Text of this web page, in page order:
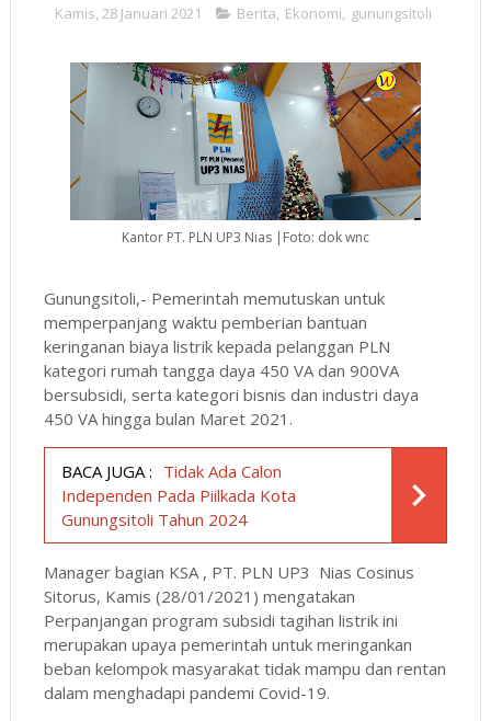
Kamis, 28 Januari 2021 Berita, Ekonomi, gunungsitoli
Kantor PT. PLN UP3 Nias |Foto: dok wnc
Gunungsitoli,- Pemerintah memutuskan untuk
memperpanjang waktu pemberian bantuan
keringanan biaya listrik kepada pelanggan PLN
kategori rumah tangga daya 450 VA dan 900VA
bersubsidi, serta kategori bisnis dan industri daya
450 VA hingga bulan Maret 2021.
BACA JUGA : Tidak Ada Calon
Independen Pada Piilkada Kota
Gunungsitoli Tahun 2024
Manager bagian KSA , PT. PLN UP3 Nias Cosinus
Sitorus, Kamis (28/01/2021) mengatakan
Perpanjangan program subsidi tagihan listrik ini
merupakan upaya pemerintah untuk meringankan
beban kelompok masyarakat tidak mampu dan rentan
dalam menghadapi pandemi Covid-19.